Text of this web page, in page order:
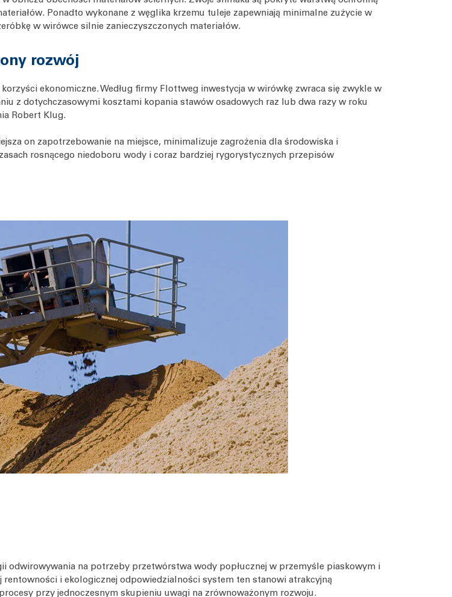
Ponadto wykonane z węglika krzemu tuleje zapewniają minimalne zużycie w
w wirówce silnie zanieczyszczonych materiałów.
rozwój
ekonomiczne. Według firmy Flottweg inwestycja w wirówkę zwraca się zwykle w
z dotychczasowymi kosztami kopania stawów osadowych raz lub dwa razy w roku
Robert Klug.
on zapotrzebowanie na miejsce, minimalizuje zagrożenia dla środowiska i
rosnącego niedoboru wody i coraz bardziej rygorystycznych przepisów
odwirowywania na potrzeby przetwórstwa wody popłucznej w przemyśle piaskowym i
i ekologicznej odpowiedzialności system ten stanowi atrakcyjną
przy jednoczesnym skupieniu uwagi na zrównoważonym rozwoju.